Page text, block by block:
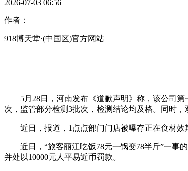
2026-07-03 06:56
作者：
918博天堂·(中国区)官方网站
5月28日，河南发布《道歉声明》称，该公司第
次，监管部分检测3批次，检测结论均及格。同时
近日，报道，1点点部门门店被曝存正在食材效
近日，“旅客丽江吃饭78元一锅变78半斤”一事的
并处以10000元人平易近币罚款。